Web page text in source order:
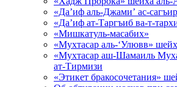
«Да’иф аль-Джами’ ас-
«Да’иф ат-Таргъиб ва-т-
«Мишкатуль-масабих»
«Мухтасар аль-‘Улювв»
«Мухтасар аш-Шамаиль
ат-Тирмизи
«Этикет бракосочетания»